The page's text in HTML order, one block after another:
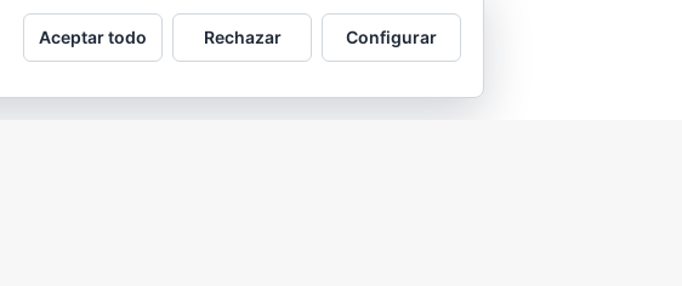
2026 © Asociación Vecinal Tío Jorge - Arrabal |
Aceptar todo Rechazar Configurar